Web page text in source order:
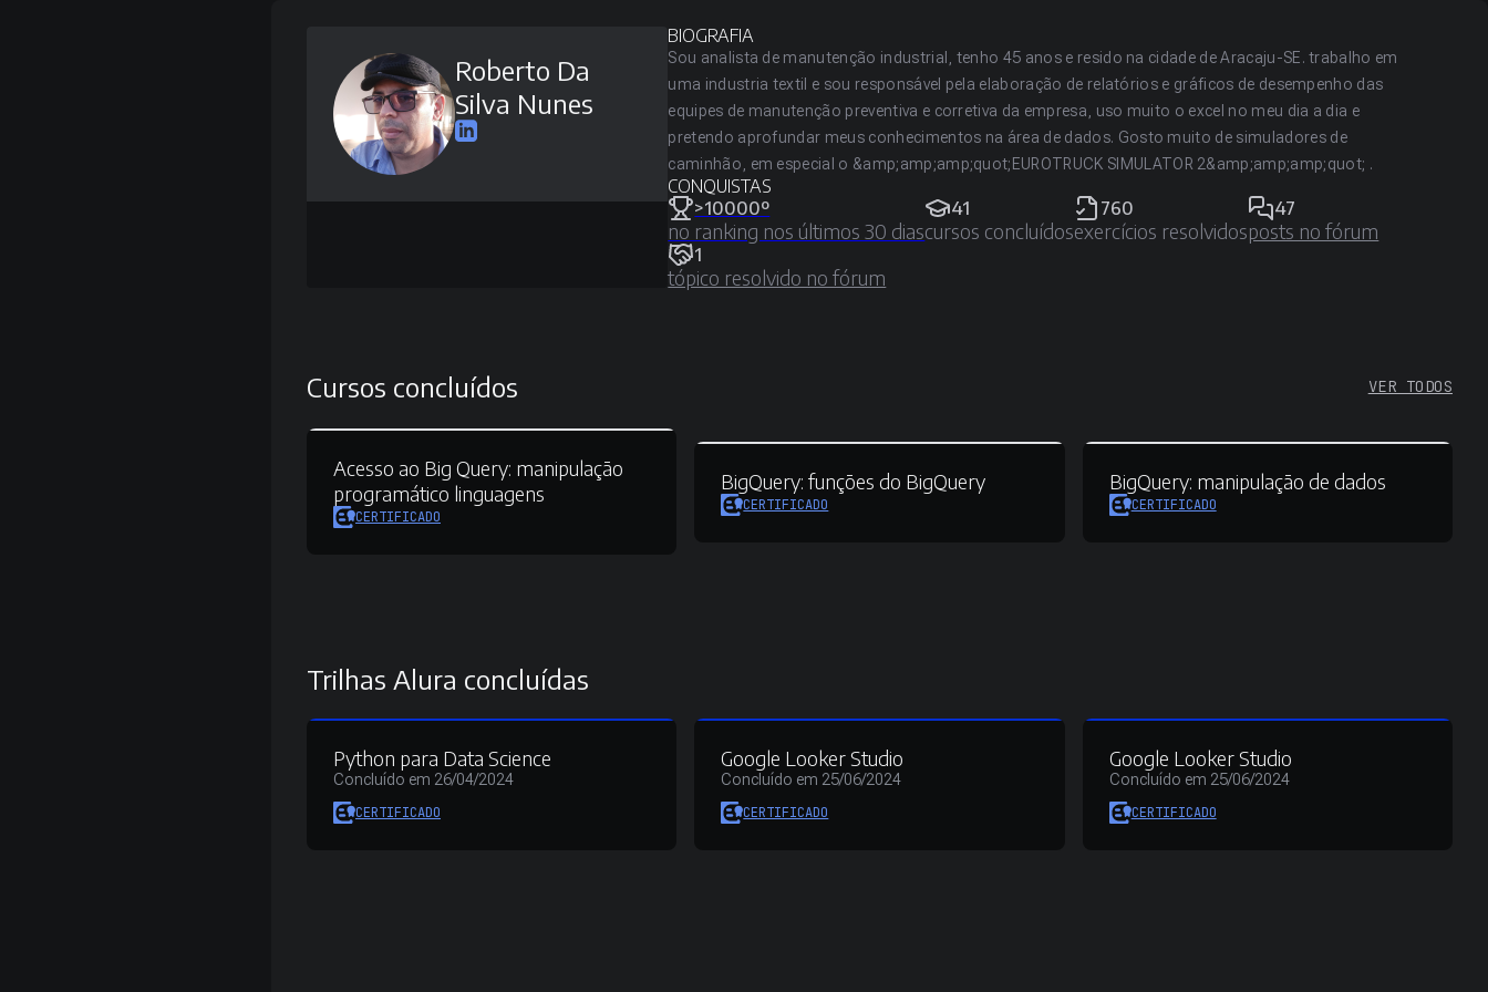
Roberto Da
Silva Nunes
BIOGRAFIA
Sou analista de manutenção industrial, tenho 45 anos e resido na cidade de Aracaju-SE. trabalho em
uma industria textil e sou responsável pela elaboração de relatórios e gráficos de desempenho das
equipes de manutenção preventiva e corretiva da empresa, uso muito o excel no meu dia a dia e
pretendo aprofundar meus conhecimentos na área de dados. Gosto muito de simuladores de
caminhão, em especial o &amp;amp;amp;quot;EUROTRUCK SIMULATOR 2&amp;amp;amp;quot; .
CONQUISTAS
>10000º
no ranking nos últimos 30 dias
41
cursos concluídos
760
exercícios resolvidos
47
posts no fórum
1
tópico resolvido no fórum
Cursos concluídos VER TODOS
Acesso ao Big Query: manipulação
programático linguagens
CERTIFICADO
BigQuery: funções do BigQuery
CERTIFICADO
BigQuery: manipulação de dados
CERTIFICADO
Trilhas Alura concluídas
Python para Data Science
Concluído em 26/04/2024
CERTIFICADO
Google Looker Studio
Concluído em 25/06/2024
CERTIFICADO
Google Looker Studio
Concluído em 25/06/2024
CERTIFICADO